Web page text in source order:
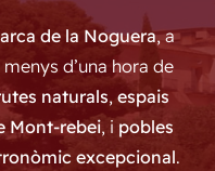
de la Noguera, a
menys d’una hora de
naturals, espais
Mont-rebei, i pobles
excepcional.